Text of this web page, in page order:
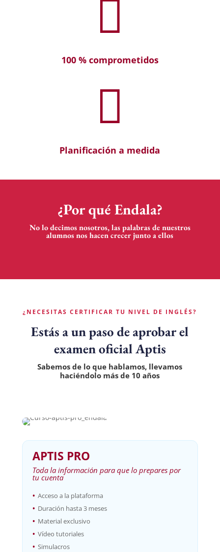

100 % comprometidos

Planificación a medida
¿Por qué Endala?
No lo decimos nosotros, las palabras de nuestros
alumnos nos hacen crecer junto a ellos
¿NECESITAS CERTIFICAR TU NIVEL DE INGLÉS?
Estás a un paso de aprobar el
examen oficial Aptis
Sabemos de lo que hablamos, llevamos
haciéndolo más de 10 años
APTIS PRO
Toda la información para que lo prepares por
tu cuenta
• Acceso a la plataforma
• Duración hasta 3 meses
• Material exclusivo
• Vídeo tutoriales
• Simulacros